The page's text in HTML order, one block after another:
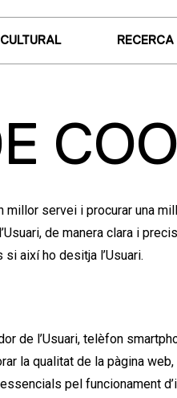
RECERCA
servei i procurar una
de manera clara i
així ho desitja l’Usuari.
de l’Usuari, telèfon
la qualitat de la pàgina
pel funcionament